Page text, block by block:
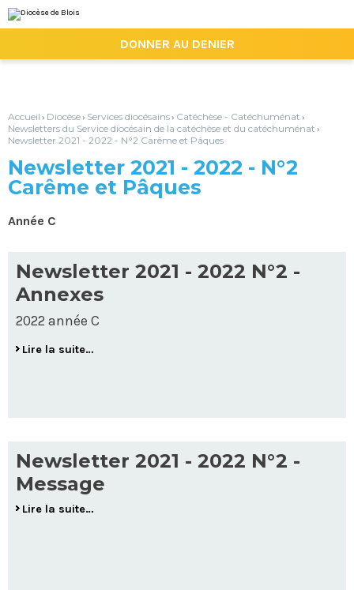
au
contenu.
la
personnels
DONNER AU DENIER
Accueil › Diocèse› Services diocésains› Catéchèse - Catéchuménat ›
Newsletters du Service diocésain de la catéchèse et du catéchuménat ›
Newsletter 2021 - 2022 - N°2 Carême et Pâques
Newsletter 2021 - 2022 - N°2
Carême et Pâques
Année C
Newsletter 2021 - 2022 N°2 -
Annexes
2022 année C
Lire la suite…
Newsletter 2021 - 2022 N°2 -
Message
Lire la suite…